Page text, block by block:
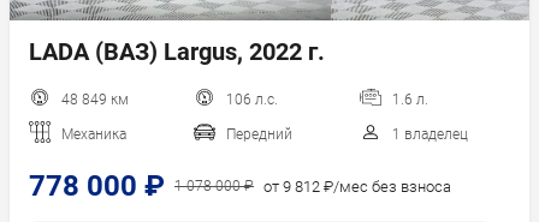
LADA (ВАЗ) Largus, 2022 г.
48 849 км 106 л.с. 1.6 л.
Механика Передний 1 владелец
778 000 ₽ 1 078 000 ₽ от 9 812 ₽/мес без взноса